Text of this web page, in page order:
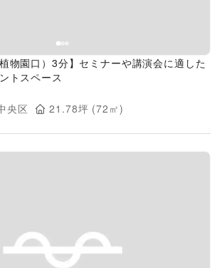
物園口）3分】セミナーや講演会に適した
トスペース
央区 21.78坪 (72 ㎡)